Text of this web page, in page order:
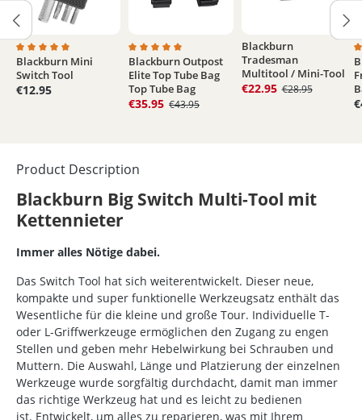
out of 5 stars
Average rating of 5 out of 5 stars
Blackburn Mini
Switch Tool
€12.95
Average rating of 5 out of 5 stars
Blackburn Outpost
Elite Top Tube Bag
Top Tube Bag
€35.95 €43.95
Blackburn
Tradesman
Multitool / Mini-Tool
€22.95 €28.95
Product Description
Blackburn Big Switch Multi-Tool mit
Kettennieter
Immer alles Nötige dabei.
Das Switch Tool hat sich weiterentwickelt. Dieser neue,
kompakte und super funktionelle Werkzeugsatz enthält das
Wesentliche für die kleine und große Tour. Individuelle T-
oder L-Griffwerkzeuge ermöglichen den Zugang zu engen
Stellen und geben mehr Hebelwirkung bei Schrauben und
Muttern. Die Auswahl, Länge und Platzierung der einzelnen
Werkzeuge wurde sorgfältig durchdacht, damit man immer
das richtige Werkzeug hat und es leicht zu bedienen
ist. Entwickelt, um alles zu reparieren, was mit Ihrem